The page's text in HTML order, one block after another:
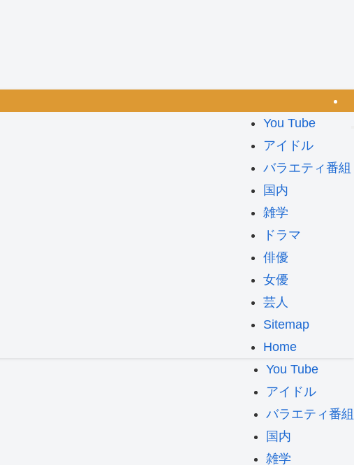
You Tube
アイドル
バラエティ番組
国内
雑学
ドラマ
俳優
女優
芸人
Sitemap
Home
You Tube
アイドル
バラエティ番組
国内
雑学